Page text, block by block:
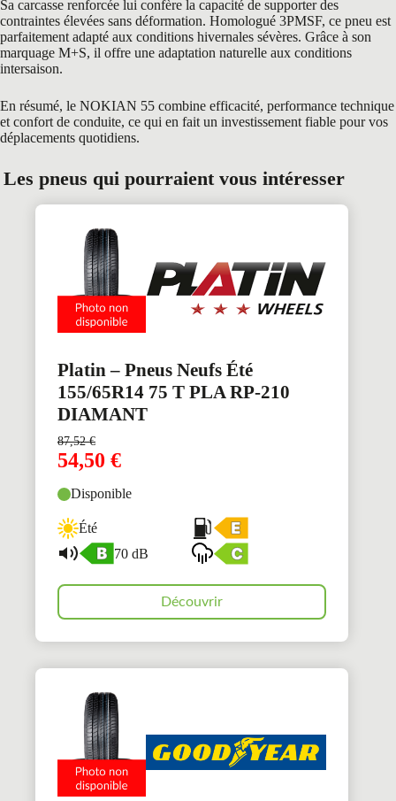
Sa carcasse renforcée lui confère la capacité de supporter des
contraintes élevées sans déformation. Homologué 3PMSF, ce pneu est
parfaitement adapté aux conditions hivernales sévères. Grâce à son
marquage M+S, il offre une adaptation naturelle aux conditions
intersaison.
En résumé, le NOKIAN 55 combine efficacité, performance technique
et confort de conduite, ce qui en fait un investissement fiable pour vos
déplacements quotidiens.
Les pneus qui pourraient vous intéresser
Platin – Pneus Neufs Été
155/65R14 75 T PLA RP-210
DIAMANT
87,52€
54,50 €
Disponible
Été
70 dB
Découvrir